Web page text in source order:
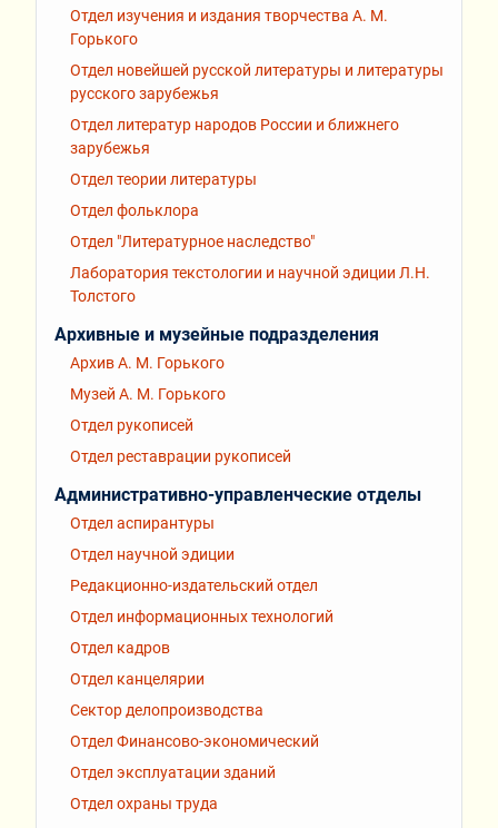
Отдел изучения и издания творчества А. М.
Горького
Отдел новейшей русской литературы и литературы
русского зарубежья
Отдел литератур народов России и ближнего
зарубежья
Отдел теории литературы
Отдел фольклора
Отдел "Литературное наследство"
Лаборатория текстологии и научной эдиции Л.Н.
Толстого
Архивные и музейные подразделения
Архив А. М. Горького
Музей А. М. Горького
Отдел рукописей
Отдел реставрации рукописей
Административно-управленческие отделы
Отдел аспирантуры
Отдел научной эдиции
Редакционно-издательский отдел
Отдел информационных технологий
Отдел кадров
Отдел канцелярии
Сектор делопроизводства
Отдел Финансово-экономический
Отдел эксплуатации зданий
Отдел охраны труда